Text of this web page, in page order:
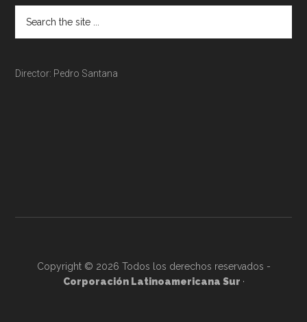
Director: Pedro Santana
Copyright © 2026 Todos los derechos reservados -
Corporación Latinoamericana Sur ·